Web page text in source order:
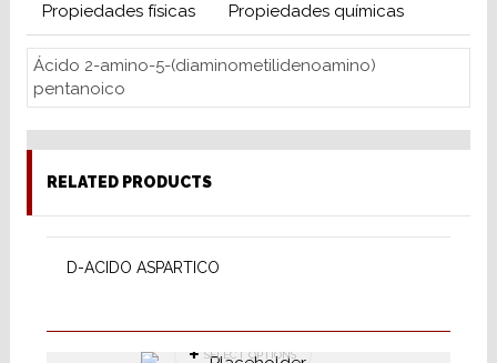
Propiedades físicas Propiedades químicas
Ácido 2-amino-5-(diaminometilidenoamino)
pentanoico
RELATED PRODUCTS
D-ACIDO ASPARTICO
SELECT OPTIONS
SELECT OPTIONS